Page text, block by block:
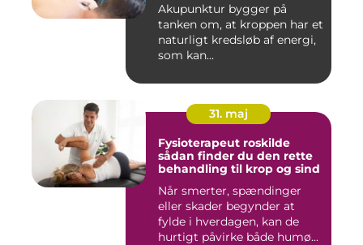
Akupunktur bygger på
tanken om, at kroppen har et
naturligt kredsløb af energi,
som kan...
31. maj
Fysioterapeut roskilde
sådan finder du den rette
behandling til krop og sind
Når smerter, spændinger
eller skader begynder at
fylde i hverdagen, kan de
hurtigt påvirke både humø...